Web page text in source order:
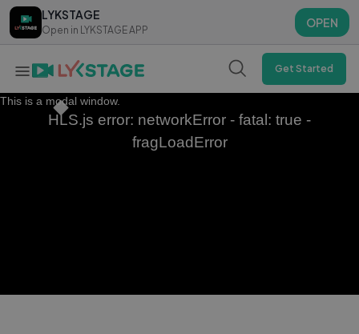
LYKSTAGE
Open in LYKSTAGE APP
OPEN
LYKSTAGE
Open in LYKSTAGE APP
OPEN
Get Started
This is a modal window.
HLS.js error: networkError - fatal: true -
fragLoadError